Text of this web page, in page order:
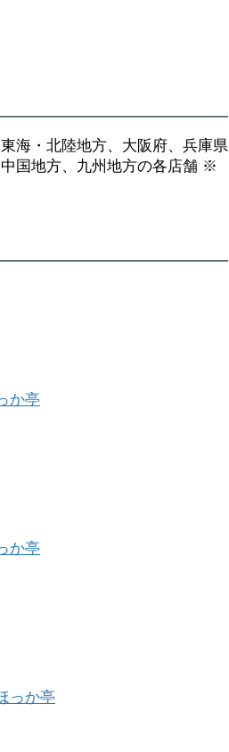
海・北陸地方、大阪府、兵庫県
国地方、九州地方の各店舗 ※
か亭
か亭
っか亭